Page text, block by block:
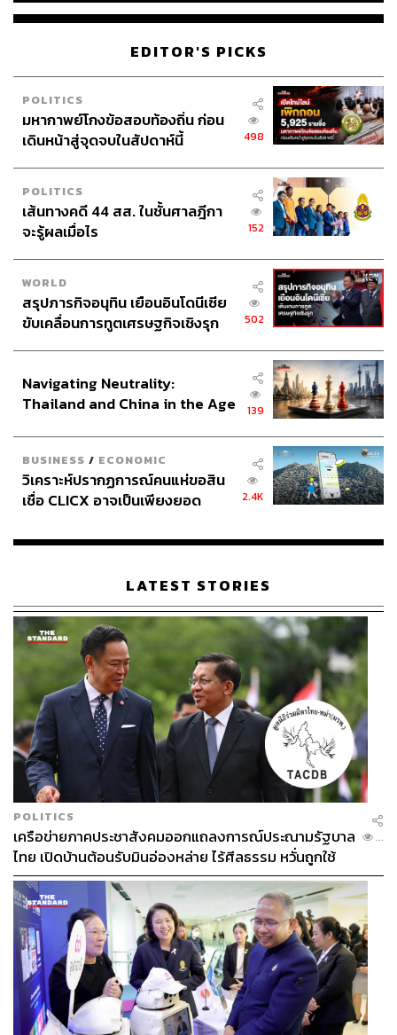
EDITOR'S PICKS
POLITICS
มหากาพย์โกงข้อสอบท้องถิ่น ก่อน
เดินหน้าสู่จุดจบในสัปดาห์นี้
498
POLITICS
เส้นทางคดี 44 สส. ในชั้นศาลฎีกา
จะรู้ผลเมื่อไร
152
WORLD
สรุปภารกิจอนุทิน เยือนอินโดนีเซีย
ขับเคลื่อนการทูตเศรษฐกิจเชิงรุก
502
Navigating Neutrality:
Thailand and China in the Age
139
BUSINESS / ECONOMIC
วิเคราะห์ปรากฏการณ์คนแห่ขอสิน
เชื่อ CLICX อาจเป็นเพียงยอด
เรือนไทยที่ถูกซุกไว้
2.4K
LATEST STORIES
POLITICS
เครือข่ายภาคประชาสังคมออกแถลงการณ์ประณามรัฐบาล
ไทย เปิดบ้านต้อนรับมินอ่องหล่าย ไร้ศีลธรรม หวั่นถูกใช้
เป็นเครื่องมือกดขี่ชาวเมียนมา
...